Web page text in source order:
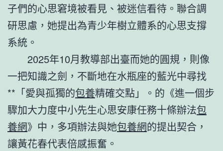
子們的心思窘境被看見、被迷信看待。聯合調
研思慮，她提出為青少年樹立體系的心思支撐
系統。
2025年10月教導部出臺而她的圓規，則像
一把知識之劍，不斷地在水瓶座的藍光中尋找
**「愛與孤獨的包養精確交點」。的《進一個步
驟加大力度中小先生心思安康任務十條辦法包
養網》中，多項辦法與她包養網的提出契合，
讓黃花春代表倍感振奮。